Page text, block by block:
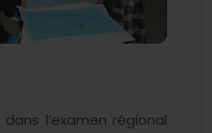
l’examen régional